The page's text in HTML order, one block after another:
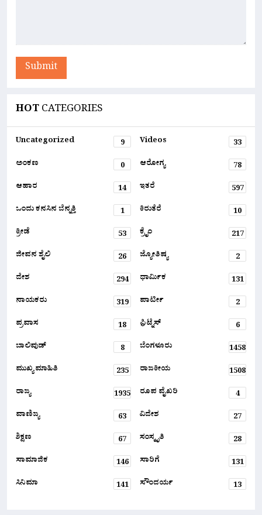
Submit
HOTCATEGORIES
Uncategorized 9 Videos
33
ಅಂಕಣ
0 ಆರೋಗ್ಯ
78
ಆಹಾರ
14 ಇತರೆ
597
ಒಂದು ಕನಸಿನ ಬೆನ್ನತ್ತಿ
1 ಕಿರುತೆರೆ
10
ಕ್ರೀಡೆ
53 ಕ್ರೈಂ
217
ಜೀವನ ಶೈಲಿ
26 ಜ್ಯೋತಿಷ್ಯ
2
ದೇಶ
294 ಧಾರ್ಮಿಕ
131
ನಾಯಕರು
319 ಪಾರ್ಟೀ
2
ಪ್ರವಾಸ
18 ಫ಼ಿಟ್ನೆಸ್
6
ಬಾಲಿವುಡ್
8 ಬೆಂಗಳೂರು
1458
ಮುಖ್ಯ ಮಾಹಿತಿ
235 ರಾಜಕೀಯ
1508
ರಾಜ್ಯ
1935 ರೂಪ ವೈಖರಿ
4
ವಾಣಿಜ್ಯ
63 ವಿದೇಶ
27
ಶಿಕ್ಷಣ
67 ಸಂಸ್ಕೃತಿ
28
ಸಾಮಾಜಿಕ
146 ಸಾರಿಗೆ
131
ಸಿನಿಮಾ
141 ಸೌಂದರ್ಯ 13